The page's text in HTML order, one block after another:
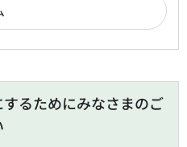
るためにみなさまのご